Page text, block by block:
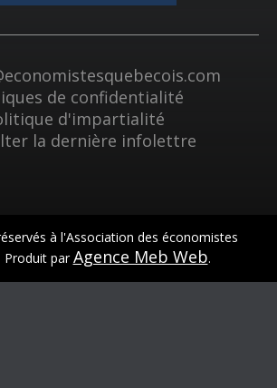
de confidentialité
d'impartialité
la dernière infolettre
à l'Association des économistes
Produit parAgence Meb Web.